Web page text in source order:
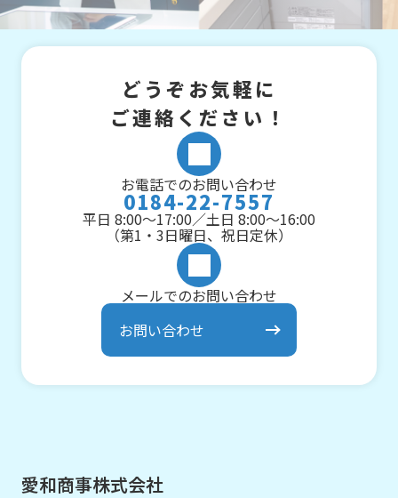
どうぞお気軽に
ご連絡ください！
お電話でのお問い合わせ
0184-22-7557
平日 8:00～17:00／土日 8:00～16:00
（第1・3日曜日、祝日定休）
メールでのお問い合わせ
お問い合わせ
愛和商事株式会社